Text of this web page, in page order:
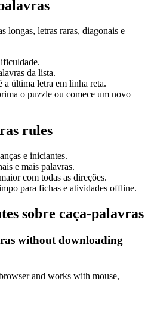
longas, letras raras, diagonais e
da lista.
a última letra em linha reta.
o puzzle ou comece um novo
rules
e iniciantes.
e mais palavras.
com todas as direções.
para fichas e atividades offline.
sobre caça-palavras
without downloading
and works with mouse,